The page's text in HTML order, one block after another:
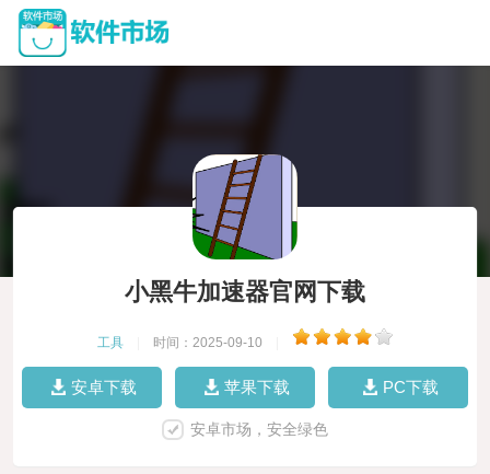
小黑牛加速器官网下载
工具 时间：2025-09-10
安卓下载 苹果下载 PC下载
安卓市场，安全绿色